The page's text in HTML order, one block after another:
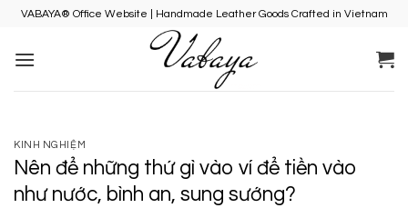
Skip
content
VABAYA® Office Website | Handmade Leather Goods Crafted in Vietnam
KINH NGHIỆM
Nên để những thứ gì vào ví để tiền vào
như nước, bình an, sung sướng?